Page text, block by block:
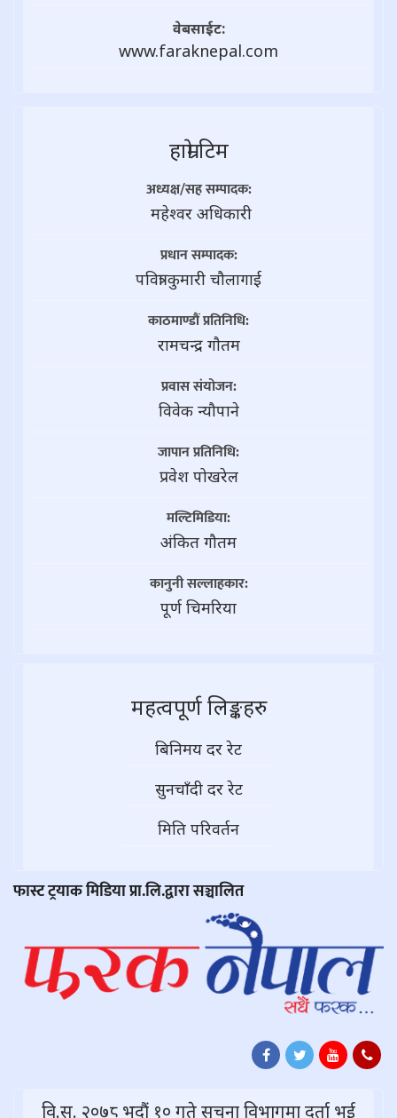
वेबसाईट:
www.faraknepal.com
हाम्राे टिम
अध्यक्ष/सह सम्पादक:
महेश्वर अधिकारी
प्रधान सम्पादक:
पवित्रा कुमारी चौलागाई
काठमाण्डौं प्रतिनिधि:
रामचन्द्र गाैतम
प्रवास संयोजन:
विवेक न्यौपाने
जापान प्रतिनिधि:
प्रवेश पोखरेल
मल्टिमिडिया:
अंकित गौतम
कानुनी सल्लाहकार:
पूर्ण चिमरिया
महत्वपूर्ण लिङ्कहरु
बिनिमय दर रेट
सुनचाँदी दर रेट
मिति परिवर्तन
फास्ट ट्रयाक मिडिया प्रा.लि.द्वारा सञ्चालित
वि.स. २०७८ भदौं १० गते सूचना विभागमा दर्ता भई